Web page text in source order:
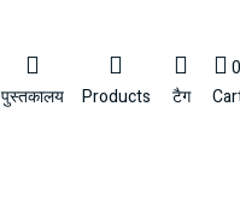
पुस्तकालय Products टैग
0